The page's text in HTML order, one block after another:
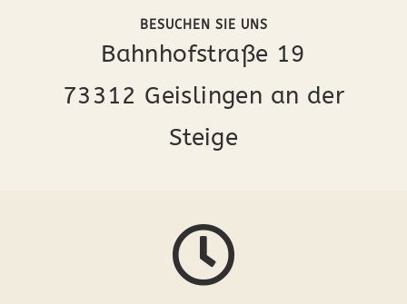
BESUCHEN SIE UNS
Bahnhofstraße 19
73312 Geislingen an der
Steige